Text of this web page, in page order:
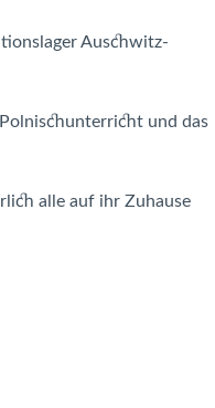
Auschwitz-
und das
alle auf ihr Zuhause